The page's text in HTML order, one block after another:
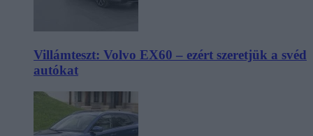
Villámteszt: Volvo EX60 – ezért szeretjük a svéd
autókat